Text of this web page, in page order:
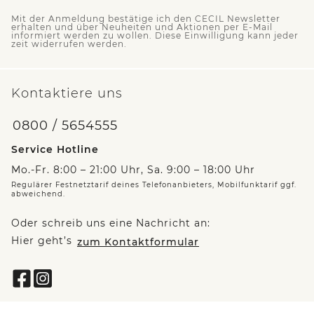
Mit der Anmeldung bestätige ich den CECIL Newsletter
erhalten und über Neuheiten und Aktionen per E-Mail
informiert werden zu wollen. Diese Einwilligung kann jeder
zeit widerrufen werden.
Kontaktiere uns
0800 / 5654555
Service Hotline
Mo.-Fr. 8:00 – 21:00 Uhr, Sa. 9:00 – 18:00 Uhr
Regulärer Festnetztarif deines Telefonanbieters, Mobilfunktarif ggf.
abweichend.
Oder schreib uns eine Nachricht an:
Hier geht’s zum Kontaktformular